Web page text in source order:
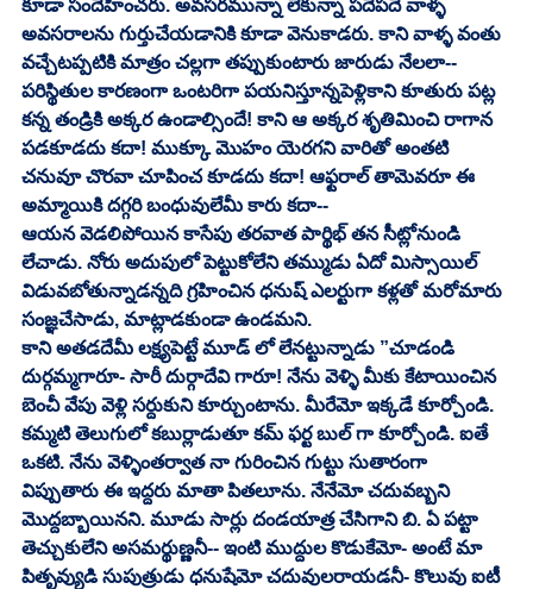
కూడా సందేహించరు. అవసరమున్నా లేకున్నా పదేపదే వాళ్ళ
అవసరాలను గుర్తుచేయడానికి కూడా వెనుకాడరు. కాని వాళ్ళ వంతు
వచ్చేటప్పటికి మాత్రం చల్లగా తప్పుకుంటారు జారుడు నేలలా--
పరిస్థితుల కారణంగా ఒంటరిగా పయనిస్తూన్నపెళ్లికాని కూతురు పట్ల
కన్న తండ్రికి అక్కర ఉండాల్సిందే! కాని ఆ అక్కర శృతిమించి రాగాన
పడకూడదు కదా! ముక్కూ మొహం యెరగని వారితో అంతటి
చనువూ చొరవా చూపించ కూడదు కదా! ఆఫ్టరాల్ తామెవరూ ఈ
అమ్మాయికి దగ్గరి బంధువులేమీ కారు కదా--
ఆయన వెడలిపోయిన కాసేపు తరవాత పార్థిభ్ తన సీట్లోనుండి
లేచాడు. నోరు అదుపులో పెట్టుకోలేని తమ్ముడు ఏదో మిస్సాయిల్
విడువబోతున్నాడన్నది గ్రహించిన ధనుష్ ఎలర్టుగా కళ్లతో మరోమారు
సంజ్ఞచేసాడు, మాట్లాడకుండా ఉండమని.
కాని అతడదేమీ లక్ష్యపెట్టే మూడ్ లో లేనట్టున్నాడు ”చూడండి
దుర్గమ్మగారూ- సారీ దుర్గాదేవి గారూ! నేను వెళ్ళి మీకు కేటాయించిన
బెంచీ వేపు వెళ్లి సర్దుకుని కూర్చుంటాను. మీరేమో ఇక్కడే కూర్చోండి.
కమ్మటి తెలుగులో కబుర్లాడుతూ కమ్ ఫర్ట బుల్ గా కూర్చోండి. ఐతే
ఒకటి. నేను వెళ్ళింతర్వాత నా గురించిన గుట్టు సుతారంగా
విప్పుతారు ఈ ఇద్దరు మాతా పితలూను. నేనేమో చదువబ్బని
మొద్దబ్బాయినని. మూడు సార్లు దండయాత్ర చేసిగాని బి. ఏ పట్టా
తెచ్చుకులేని అసమర్థుణ్ణనీ-- ఇంటి ముద్దుల కొడుకేమో- అంటే మా
పితృవ్యుడి సుపుత్రుడు ధనుషేమో చదువులరాయడనీ- కొలువు ఐటీ